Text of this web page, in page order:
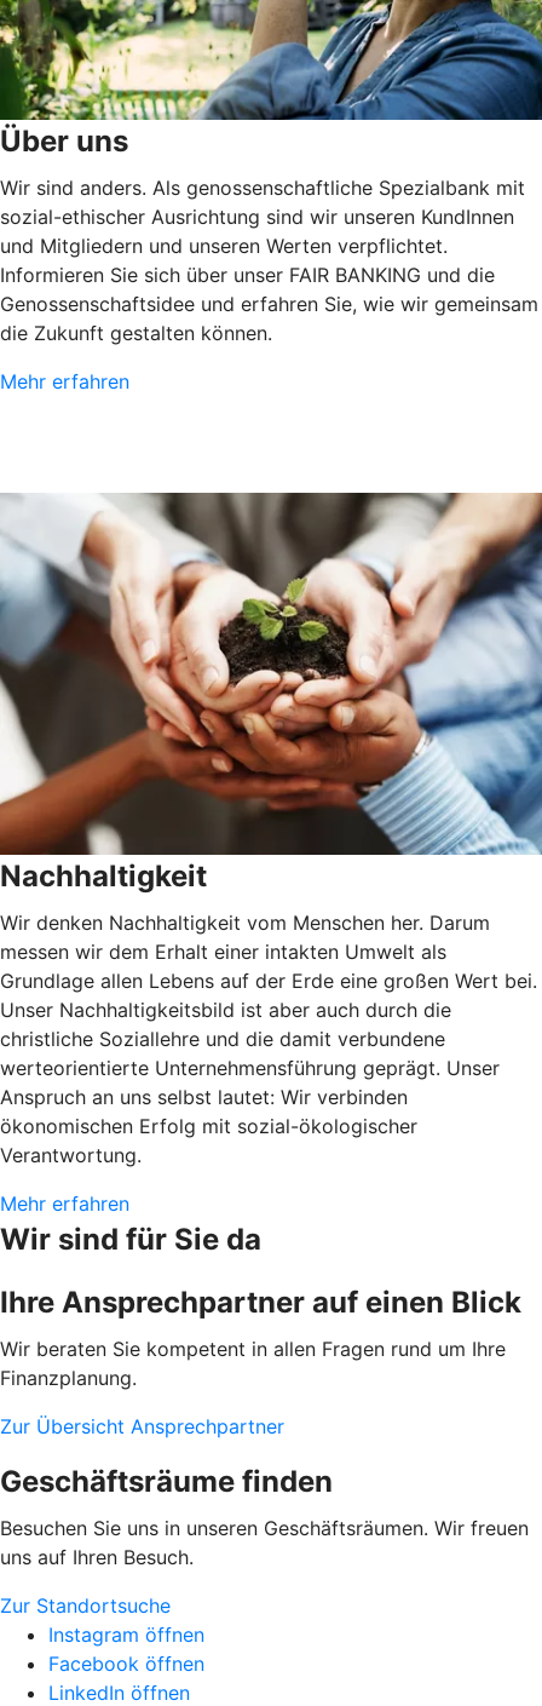
Über uns
Wir sind anders. Als genossenschaftliche Spezialbank mit
sozial-ethischer Ausrichtung sind wir unseren KundInnen
und Mitgliedern und unseren Werten verpflichtet.
Informieren Sie sich über unser FAIR BANKING und die
Genossenschaftsidee und erfahren Sie, wie wir gemeinsam
die Zukunft gestalten können.
Mehr erfahren
Nachhaltigkeit
Wir denken Nachhaltigkeit vom Menschen her. Darum
messen wir dem Erhalt einer intakten Umwelt als
Grundlage allen Lebens auf der Erde eine großen Wert bei.
Unser Nachhaltigkeitsbild ist aber auch durch die
christliche Soziallehre und die damit verbundene
werteorientierte Unternehmensführung geprägt. Unser
Anspruch an uns selbst lautet: Wir verbinden
ökonomischen Erfolg mit sozial-ökologischer
Verantwortung.
Mehr erfahren
Wir sind für Sie da
Ihre Ansprechpartner auf einen Blick
Wir beraten Sie kompetent in allen Fragen rund um Ihre
Finanzplanung.
Zur Übersicht Ansprechpartner
Geschäftsräume finden
Besuchen Sie uns in unseren Geschäftsräumen. Wir freuen
uns auf Ihren Besuch.
Zur Standortsuche
Instagram öffnen
Facebook öffnen
LinkedIn öffnen